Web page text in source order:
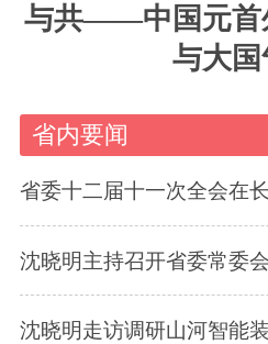
与共——中国元首
与大国
省内要闻
省委十二届十一次全会在
沈晓明主持召开省委常委
沈晓明走访调研山河智能